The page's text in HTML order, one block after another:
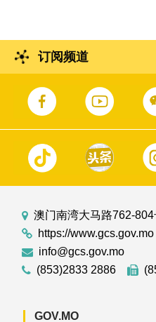
订阅频道
澳门南湾大马路762-
https://www.gcs.gov.mo
info@gcs.gov.mo
(853)2833 2886
GOV.MO